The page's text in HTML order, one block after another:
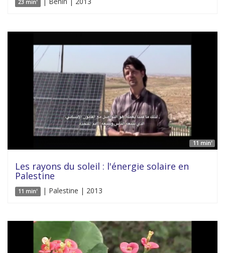
23 min'
11 min'
Les rayons du soleil : l'énergie solaire en
Palestine
11 min' | Palestine | 2013